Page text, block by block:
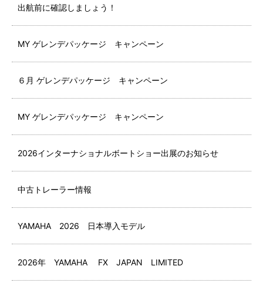
出航前に確認しましょう！
MY ゲレンデパッケージ キャンペーン
６月 ゲレンデパッケージ キャンペーン
MY ゲレンデパッケージ キャンペーン
2026インターナショナルボートショー出展のお知らせ
中古トレーラー情報
YAMAHA 2026 日本導入モデル
2026年 YAMAHA FX JAPAN LIMITED